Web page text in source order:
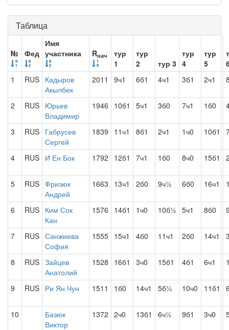
Таблица
№ Фед
Имя
участника
Rнач
тур
1
тур
2
тур 3
тур
4
тур
5
1
RUS Кадыров
Акылбек
2011 9ч1 6б1 4ч1 3б1 2ч1
2 RUS Юрьев
Владимир
1946 10б1 5ч1 3б0 7ч1 1б0
3 RUS Габрусев
Сергей
1839 11ч1 8б1 2ч1 1ч0 10б1
4 RUS И Ен Бок 1792 12б1 7ч1 1б0 8ч0 15б1
5 RUS Фризюк
Андрей
1663 13ч1 2б0 9ч½ 6б0 16ч1
6 RUS Ким Сок
Кан
1576 14б1 1ч0 10б½ 5ч1 8б0
7 RUS Санжиева
София
1555 15ч1 4б0 11ч1 2б0 14ч1
8 RUS Зайцев
Анатолий
1528 16б1 3ч0 15б1 4б1 6ч1
9 RUS Ри Ян Чун 1511 1б0 14ч1 5б½ 10ч0 11б1
10
Базюк
Виктор
1372 2ч0 13б1 6ч½ 9б1 3ч0